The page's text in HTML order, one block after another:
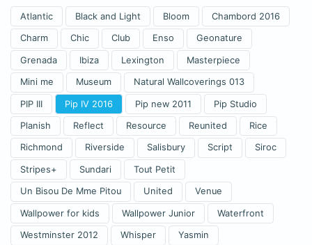
Atlantic Black and Light Bloom Chambord 2016
Charm Chic Club Enso Geonature
Grenada Ibiza Lexington Masterpiece
Mini me Museum Natural Wallcoverings 013
PIP III Pip IV 2016 Pip new 2011 Pip Studio
Planish Reflect Resource Reunited Rice
Richmond Riverside Salisbury Script Siroc
Stripes+ Sundari Tout Petit
Un Bisou De Mme Pitou United Venue
Wallpower for kids Wallpower Junior Waterfront
Westminster 2012 Whisper Yasmin